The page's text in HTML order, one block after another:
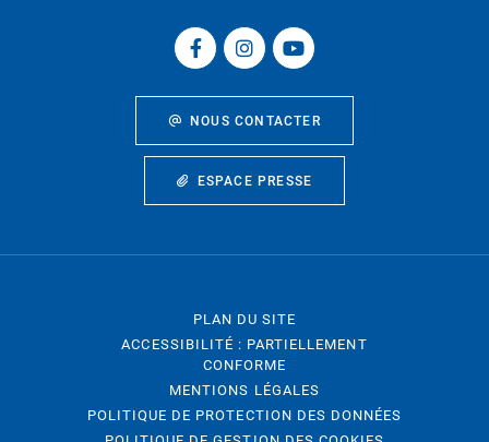
NOUS CONTACTER
ESPACE PRESSE
PLAN DU SITE
ACCESSIBILITÉ : PARTIELLEMENT
CONFORME
MENTIONS LÉGALES
POLITIQUE DE PROTECTION DES DONNÉES